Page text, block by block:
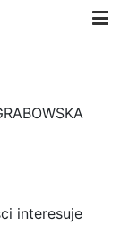
interesuje